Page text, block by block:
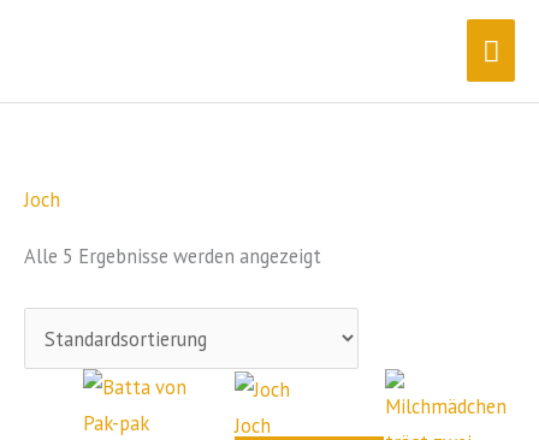
Joch
Alle 5 Ergebnisse werden angezeigt
Joch